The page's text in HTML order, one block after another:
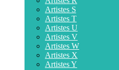
Artistes S
Artistes T
Artistes U
Artistes V
Artistes W
Artistes X
Artistes Y